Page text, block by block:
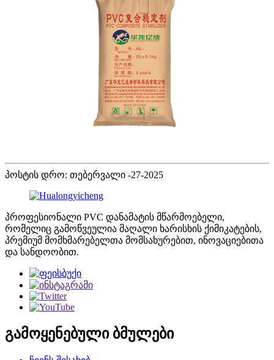
პოსტის დრო: თებერვალი -27-2025
პროფესიონალი PVC დანამატის მწარმოებელი,
რომელიც გამოწვეულია მაღალი ხარისხის ქიმიკატების,
პრემიუმ მომხმარებელთა მომსახურებით, ინოვაციებითა
და სანდოობით.
გამოყენებული ბმულები